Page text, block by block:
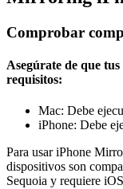
Comprobar
Asegúrate de que
requisitos:
Mac: Debe
iPhone: Debe
Para usar iPhone
dispositivos son
Sequoia y requiere